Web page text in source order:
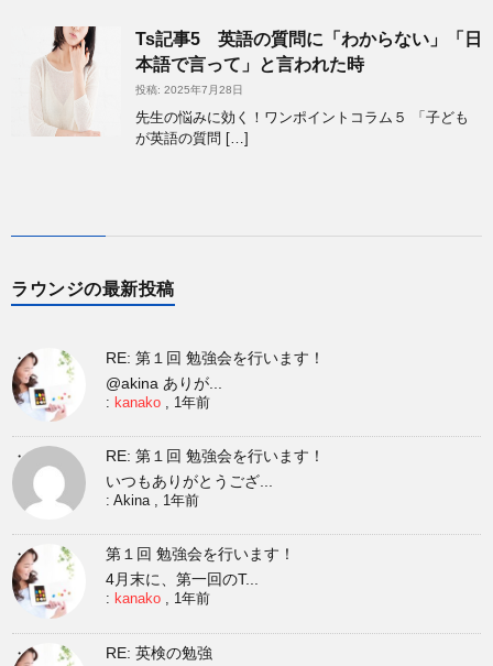
Ts記事5 英語の質問に「わからない」「日
本語で言って」と言われた時
投稿: 2025年7月28日
先生の悩みに効く！ワンポイントコラム５ 「子ども
が英語の質問 […]
ラウンジの最新投稿
RE: 第１回 勉強会を行います！
@akina ありが...
:kanako 1年前
RE: 第１回 勉強会を行います！
いつもありがとうござ...
:Akina, 1年前
第１回 勉強会を行います！
4月末に、第一回のT...
: kanako , 1年前
RE: 英検の勉強